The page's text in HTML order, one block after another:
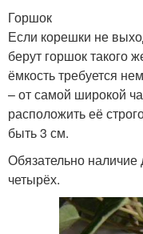
Горшок
Если корешки не
берут горшок такого
ёмкость требуется
– от самой широкой
расположить её
быть 3 см.
Обязательно
четырёх.